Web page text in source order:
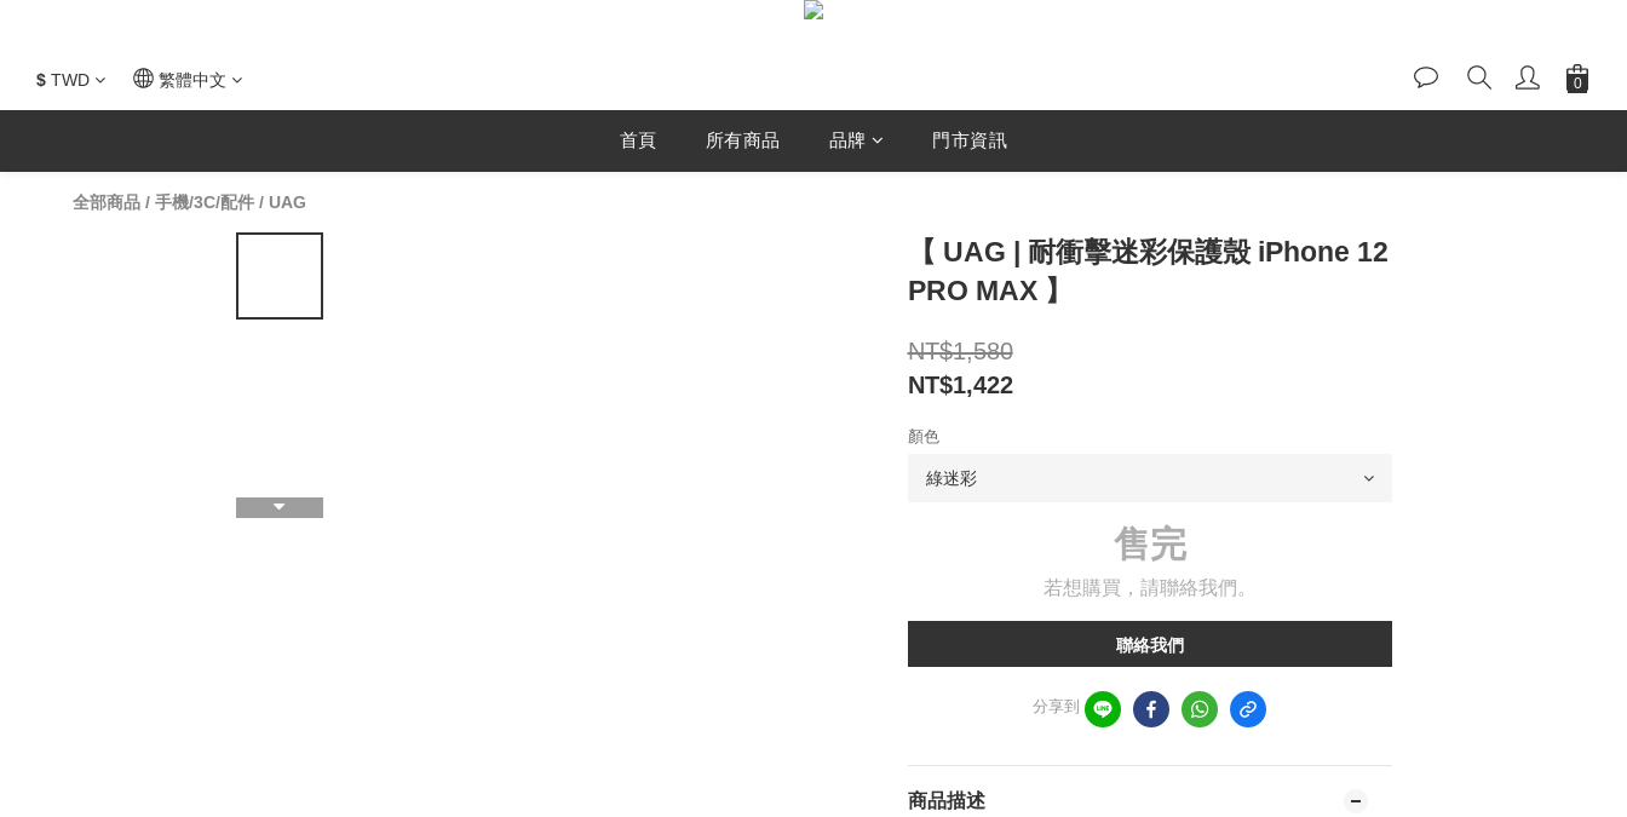
$ TWD 繁體中文
首頁 所有商品 品牌 門市資訊
全部商品 / 手機/3C/配件 / UAG
【 UAG | 耐衝擊迷彩保護殼 iPhone 12
PRO MAX 】
NT$1,580
NT$1,422
顏色
售完
若想購買，請聯絡我們。
聯絡我們
分享到
商品描述